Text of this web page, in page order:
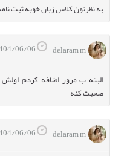
به نظرتون کلاس زبان خوبه
delaram m
البته ب مرور اضافه کردم
صحبت کنه
delaram m